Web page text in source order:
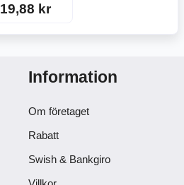
19,88 kr
Information
Om företaget
Rabatt
Swish & Bankgiro